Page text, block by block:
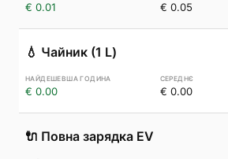
€ 0.01 € 0.05
💧 Чайник (1 L)
€ 0.00 € 0.00
🔌 Повна зарядка EV